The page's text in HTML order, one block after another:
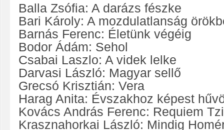
Balla Zsófia: A darázs fészke
Bari Károly: A mozdulatlanság
Barnás Ferenc: Életünk végéig
Bodor Ádám: Sehol
Csabai Laszlo: A videk lelke
Darvasi László: Magyar sellő
Grecsó Krisztián: Vera
Harag Anita: Évszakhoz képest
Kovács András Ferenc: Requiem
Krasznahorkai László: Mindig